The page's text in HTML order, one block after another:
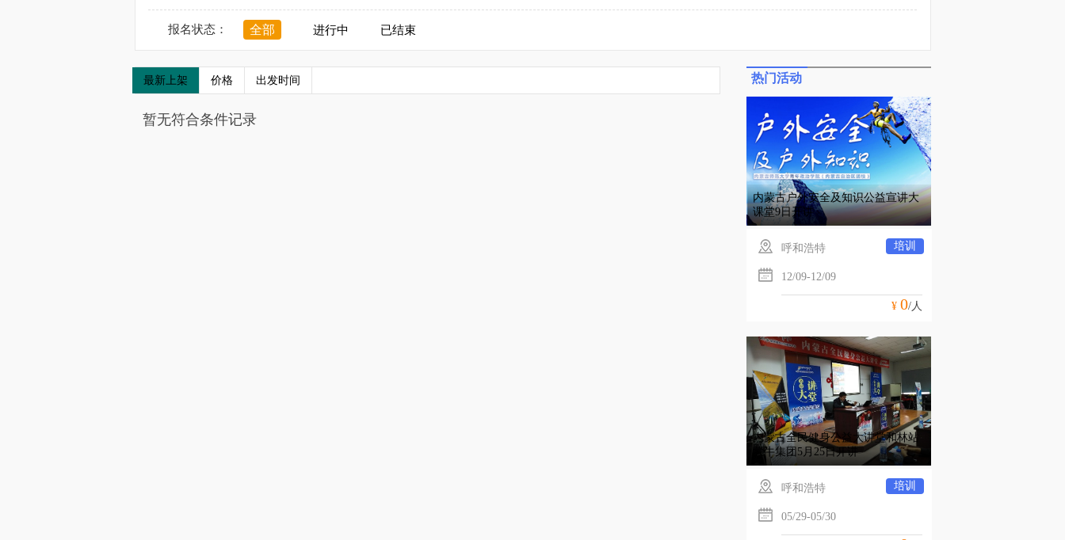
报名状态： 全部 进行中 已结束
热门活动
内蒙古户外安全及知识公益宣讲大
课堂9日开讲
呼和浩特 培训
12/09-12/09
¥ 0/人
内蒙古全民健身公益大讲堂和林站
蒙牛集团5月25日开讲
呼和浩特 培训
05/29-05/30
最新上架 价格 出发时间
暂无符合条件记录